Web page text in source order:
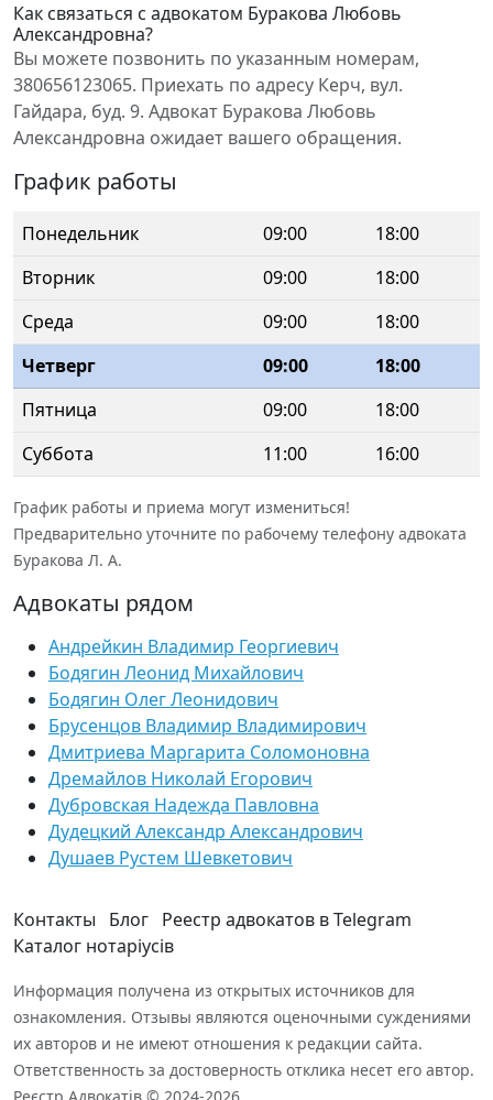
Как связаться с адвокатом Буракова Любовь
Александровна?
Вы можете позвонить по указанным номерам,
380656123065. Приехать по адресу Керч, вул.
Гайдара, буд. 9. Адвокат Буракова Любовь
Александровна ожидает вашего обращения.
График работы
Понедельник 09:00
18:00
Вторник
09:00
18:00
Среда
09:00
18:00
Четверг
09:00
18:00
Пятница
09:00
18:00
Суббота
11:00 16:00
График работы и приема могут измениться!
Предварительно уточните по рабочему телефону адвоката
Буракова Л. А.
Адвокаты рядом
Андрейкин Владимир Георгиевич
Бодягин Леонид Михайлович
Бодягин Олег Леонидович
Брусенцов Владимир Владимирович
Дмитриева Маргарита Соломоновна
Дремайлов Николай Егорович
Дубровская Надежда Павловна
Дудецкий Александр Александрович
Душаев Рустем Шевкетович
Контакты Блог Реестр адвокатов в Telegram
Каталог нотаріусів
Информация получена из открытых источников для
ознакомления. Отзывы являются оценочными суждениями
их авторов и не имеют отношения к редакции сайта.
Ответственность за достоверность отклика несет его автор.